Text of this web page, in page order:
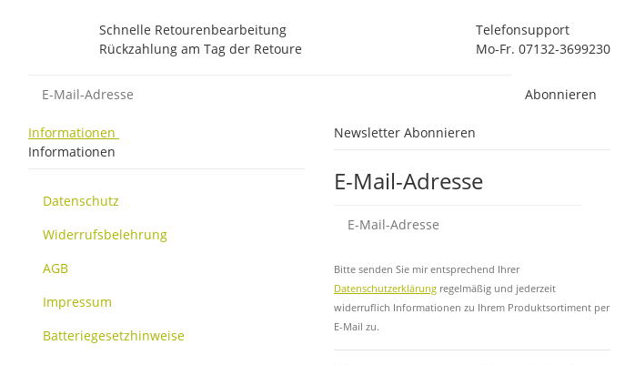
Schnelle Retourenbearbeitung
Rückzahlung am Tag der Retoure
Telefonsupport
Mo-Fr. 07132-3699230
Abonnieren
Informationen
Informationen
Datenschutz
Widerrufsbelehrung
AGB
Impressum
Batteriegesetzhinweise
Newsletter Abonnieren
E-Mail-Adresse
Bitte senden Sie mir entsprechend Ihrer
Datenschutzerklärung regelmäßig und jederzeit
widerruflich Informationen zu Ihrem Produktsortiment per
E-Mail zu.